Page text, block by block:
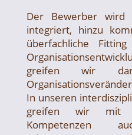
Der Bewerber wird
integriert, hinzu
überfachliche
greifen wir
In unseren
greifen wir mit
Kompetenzen